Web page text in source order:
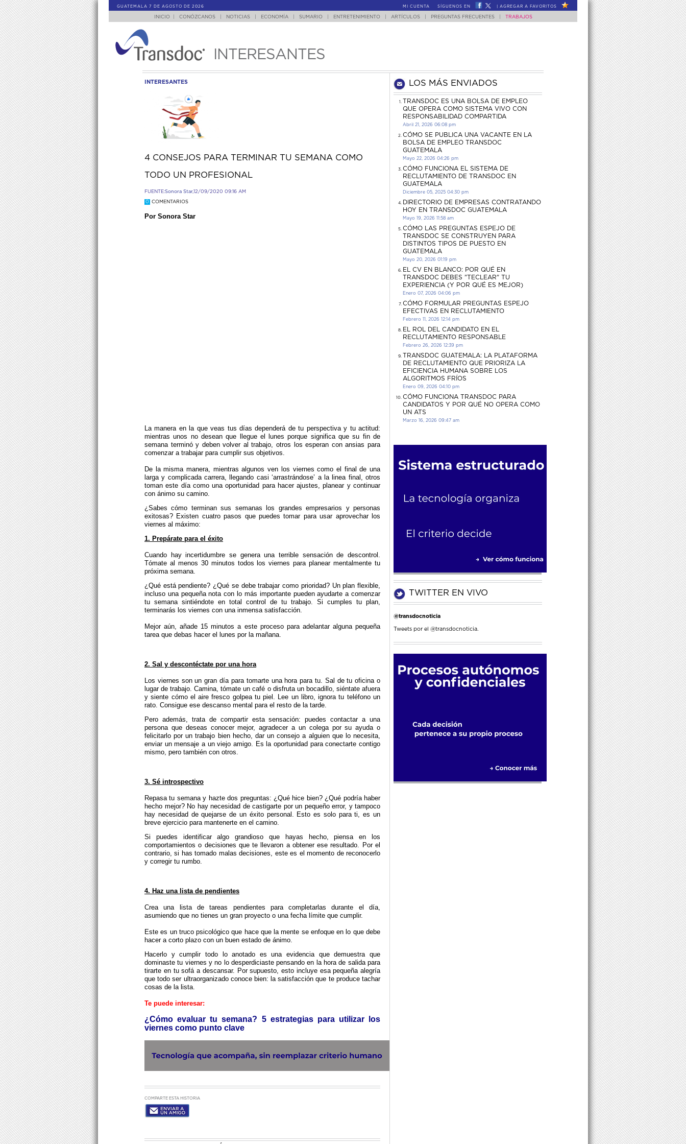
GUATEMALA 7 DE AGOSTO DE 2026 MI CUENTA SÍGUENOS EN AGREGAR A FAVORITOS
INICIO CONÓZCANOS NOTICIAS ECONOMÍA SUMARIO ENTRETENIMIENTO ARTÍCULOS PREGUNTAS FRECUENTES TRABAJOS
INTERESANTES
INTERESANTES
4 CONSEJOS PARA TERMINAR TU SEMANA COMO
TODO UN PROFESIONAL
FUENTE:Sonora Star, 12/09/2020 09:16 AM
0 COMENTARIOS
Por Sonora Star
La manera en la que veas tus días dependerá de tu perspectiva y tu actitud:
mientras unos no desean que llegue el lunes porque significa que su fin de
semana terminó y deben volver al trabajo, otros los esperan con ansias para
comenzar a trabajar para cumplir sus objetivos.
De la misma manera, mientras algunos ven los viernes como el final de una
larga y complicada carrera, llegando casi ‘arrastrándose’ a la linea final, otros
toman este día como una oportunidad para hacer ajustes, planear y continuar
con ánimo su camino.
¿Sabes cómo terminan sus semanas los grandes empresarios y personas
exitosas? Existen cuatro pasos que puedes tomar para usar aprovechar los
viernes al máximo:
1. Prepárate para el éxito
Cuando hay incertidumbre se genera una terrible sensación de descontrol.
Tómate al menos 30 minutos todos los viernes para planear mentalmente tu
próxima semana.
¿Qué está pendiente? ¿Qué se debe trabajar como prioridad? Un plan flexible,
incluso una pequeña nota con lo más importante pueden ayudarte a comenzar
tu semana sintiéndote en total control de tu trabajo. Si cumples tu plan,
terminarás los viernes con una inmensa satisfacción.
Mejor aún, añade 15 minutos a este proceso para adelantar alguna pequeña
tarea que debas hacer el lunes por la mañana.
2. Sal y descontéctate por una hora
Los viernes son un gran día para tomarte una hora para tu. Sal de tu oficina o
lugar de trabajo. Camina, tómate un café o disfruta un bocadillo, siéntate afuera
y siente cómo el aire fresco golpea tu piel. Lee un libro, ignora tu teléfono un
rato. Consigue ese descanso mental para el resto de la tarde.
Pero además, trata de compartir esta sensación: puedes contactar a una
persona que deseas conocer mejor, agradecer a un colega por su ayuda o
felicitarlo por un trabajo bien hecho, dar un consejo a alguien que lo necesita,
enviar un mensaje a un viejo amigo. Es la oportunidad para conectarte contigo
mismo, pero también con otros.
3. Sé introspectivo
Repasa tu semana y hazte dos preguntas: ¿Qué hice bien? ¿Qué podría haber
hecho mejor? No hay necesidad de castigarte por un pequeño error, y tampoco
hay necesidad de quejarse de un éxito personal. Esto es solo para ti, es un
breve ejercicio para mantenerte en el camino.
Si puedes identificar algo grandioso que hayas hecho, piensa en los
comportamientos o decisiones que te llevaron a obtener ese resultado. Por el
contrario, si has tomado malas decisiones, este es el momento de reconocerlo
y corregir tu rumbo.
4. Haz una lista de pendientes
Crea una lista de tareas pendientes para completarlas durante el día,
asumiendo que no tienes un gran proyecto o una fecha límite que cumplir.
Este es un truco psicológico que hace que la mente se enfoque en lo que debe
hacer a corto plazo con un buen estado de ánimo.
Hacerlo y cumplir todo lo anotado es una evidencia que demuestra que
dominaste tu viernes y no lo desperdiciaste pensando en la hora de salida para
tirarte en tu sofá a descansar. Por supuesto, esto incluye esa pequeña alegría
que todo ser ultraorganizado conoce bien: la satisfacción que te produce tachar
cosas de la lista.
Te puede interesar:
¿Cómo evaluar tu semana? 5 estrategias para utilizar los
viernes como punto clave
COMPARTE ESTA HISTORIA
LOS MÁS ENVIADOS
TRANSDOC ES UNA BOLSA DE EMPLEO
QUE OPERA COMO SISTEMA VIVO CON
RESPONSABILIDAD COMPARTIDA
Abril 21, 2026 06:08 pm
CÓMO SE PUBLICA UNA VACANTE EN LA
BOLSA DE EMPLEO TRANSDOC
GUATEMALA
Mayo 22, 2026 04:26 pm
CÓMO FUNCIONA EL SISTEMA DE
RECLUTAMIENTO DE TRANSDOC EN
GUATEMALA
Diciembre 05, 2025 04:30 pm
DIRECTORIO DE EMPRESAS CONTRATANDO
HOY EN TRANSDOC GUATEMALA
Mayo 19, 2026 11:58 am
CÓMO LAS PREGUNTAS ESPEJO DE
TRANSDOC SE CONSTRUYEN PARA
DISTINTOS TIPOS DE PUESTO EN
GUATEMALA
Mayo 20, 2026 01:19 pm
EL CV EN BLANCO: POR QUÉ EN
TRANSDOC DEBES "TECLEAR" TU
EXPERIENCIA (Y POR QUÉ ES MEJOR)
Enero 07, 2026 04:06 pm
CÓMO FORMULAR PREGUNTAS ESPEJO
EFECTIVAS EN RECLUTAMIENTO
Febrero 11, 2026 12:14 pm
EL ROL DEL CANDIDATO EN EL
RECLUTAMIENTO RESPONSABLE
Febrero 26, 2026 12:39 pm
TRANSDOC GUATEMALA: LA PLATAFORMA
DE RECLUTAMIENTO QUE PRIORIZA LA
EFICIENCIA HUMANA SOBRE LOS
ALGORITMOS FRÍOS
Enero 09, 2026 04:10 pm
CÓMO FUNCIONA TRANSDOC PARA
CANDIDATOS Y POR QUÉ NO OPERA COMO
UN ATS
Marzo 16, 2026 09:47 am
TWITTER EN VIVO
@transdocnoticia
Tweets por el @transdocnoticia.